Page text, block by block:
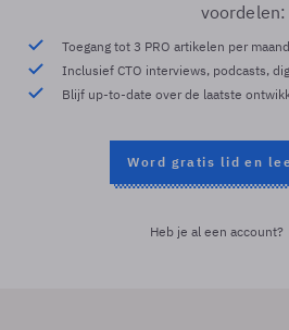
voordelen:
Toegang tot 3 PRO artikelen per maand
Inclusief CTO interviews, podcasts,
Blijf up-to-date over de laatste
Word gratis lid en
Heb je al een account?